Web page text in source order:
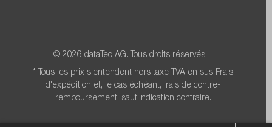
© 2026 dataTec AG. Tous droits réservés.
* Tous les prix s'entendent hors taxe TVA en sus Frais
d'expédition et, le cas échéant, frais de contre-
remboursement, sauf indication contraire.